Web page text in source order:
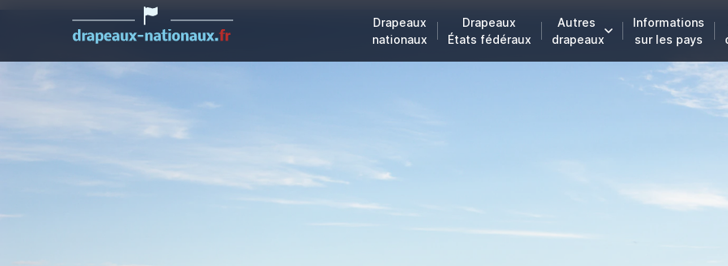
Drapeaux
nationaux
Drapeaux
États fédéraux
Autres
drapeaux
Informations
sur les pays